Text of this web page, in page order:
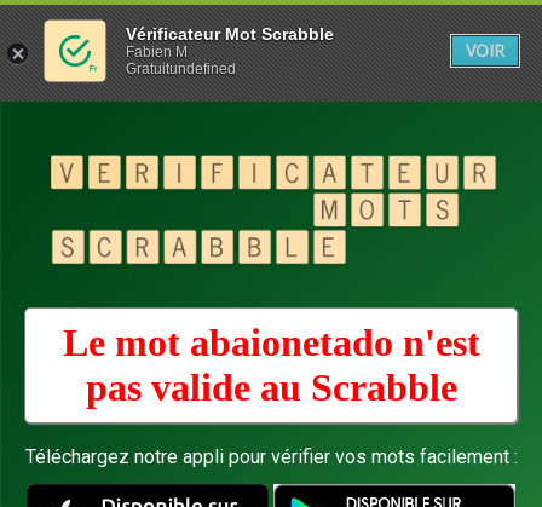
Le mot abaionetado n'est
pas valide au Scrabble
Téléchargez notre appli pour vérifier vos mots facilement :
Vérificateur Mot Scrabble
Fabien M
Gratuitundefined
VOIR